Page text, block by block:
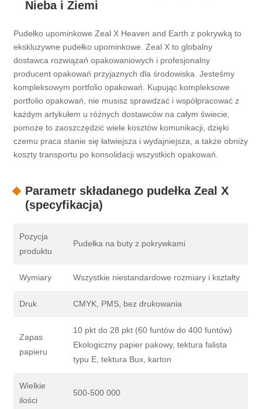
Nieba i Ziemi
Pudełko upominkowe Zeal X Heaven and Earth z pokrywką to
ekskluzywne pudełko upominkowe. Zeal X to globalny
dostawca rozwiązań opakowaniowych i profesjonalny
producent opakowań przyjaznych dla środowiska. Jesteśmy
kompleksowym portfolio opakowań. Kupując kompleksowe
portfolio opakowań, nie musisz sprawdzać i współpracować z
każdym artykułem u różnych dostawców na całym świecie,
pomoże to zaoszczędzić wiele kosztów komunikacji, dzięki
czemu praca stanie się łatwiejsza i wydajniejsza, a także obniży
koszty transportu po konsolidacji wszystkich opakowań.
Parametr składanego pudełka Zeal X
(specyfikacja)
Pozycja
produktu
Pudełka na buty z pokrywkami
Wymiary Wszystkie niestandardowe rozmiary i kształty
Druk CMYK, PMS, bez drukowania
Zapas
papieru
10 pkt do 28 pkt (60 funtów do 400 funtów)
Ekologiczny papier pakowy, tektura falista
typu E, tektura Bux, karton
Wielkie
ilości
500-500 000